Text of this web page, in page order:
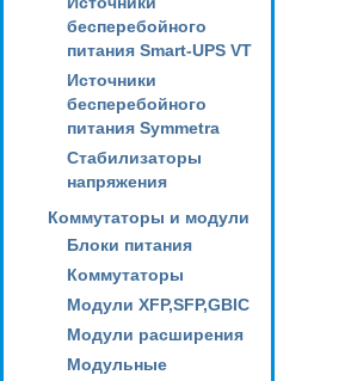
бесперебойного
питания Smart-UPS VT
Источники
бесперебойного
питания Symmetra
Стабилизаторы
напряжения
Коммутаторы и модули
Блоки питания
Коммутаторы
Модули XFP,SFP,GBIC
Модули расширения
Модульные